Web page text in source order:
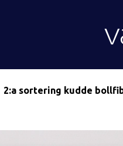
2:a sortering kudde